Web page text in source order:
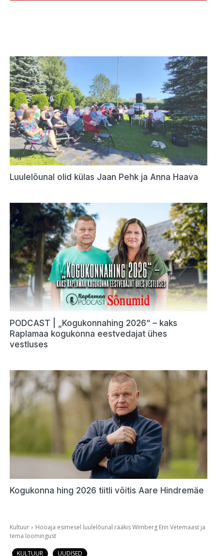
Luulelõunal olid külas Jaan Pehk ja Anna Haava
PODCAST | „Kogukonnahing 2026“ – kaks
Raplamaa kogukonna eestvedajat ühes
vestluses
Kogukonna hing 2026 tiitli võitis Aare Hindremäe